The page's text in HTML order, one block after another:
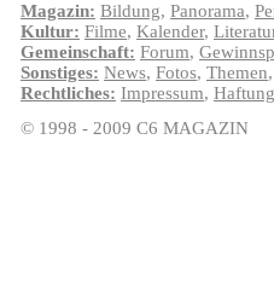
Magazin: Bildung, Panorama,
Kultur: Filme, Kalender,
Gemeinschaft: Forum,
Sonstiges: News, Fotos, Themen,
Rechtliches: Impressum,
© 1998 - 2009 C6 MAGAZIN